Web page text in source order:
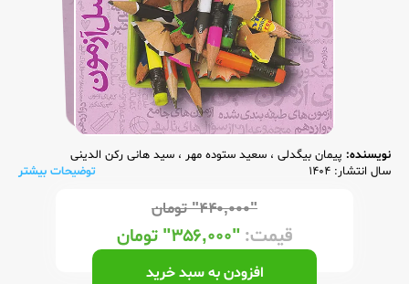
نویسنده: پیمان بیگدلی ، سعید ستوده مهر ، سید هانی رکن الدینی
سال انتشار: 1404
توضیحات بیشتر
"۴۴۰,۰۰۰" تومان
قیمت:"۳۵۶,۰۰۰" تومان
افزودن به سبد خرید